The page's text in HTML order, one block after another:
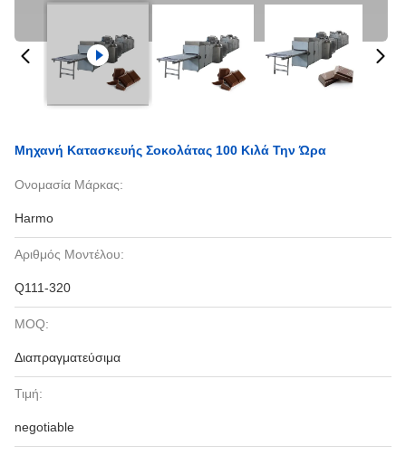
Μηχανή Κατασκευής Σοκολάτας 100 Κιλά Την Ώρα
Ονομασία Μάρκας:
Harmo
Αριθμός Μοντέλου:
Q111-320
MOQ:
Διαπραγματεύσιμα
Τιμή:
negotiable